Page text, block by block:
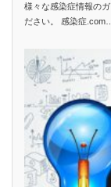
様々な感染症情報の
ださい。 感染症